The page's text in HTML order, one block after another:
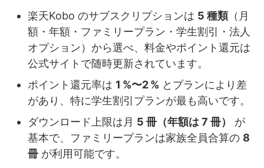
楽天Kobo のサブスクリプションは 5 種類（月
額・年額・ファミリープラン・学生割引・法人
オプション）から選べ、料金やポイント還元は
公式サイトで随時更新されています。
ポイント還元率は 1 %〜2 % とプランにより差
があり、特に学生割引プランが最も高いです。
ダウンロード上限は月 5 冊（年額は 7 冊）
が
基本で、ファミリープランは家族全員合算の 8
冊 が利用可能です。